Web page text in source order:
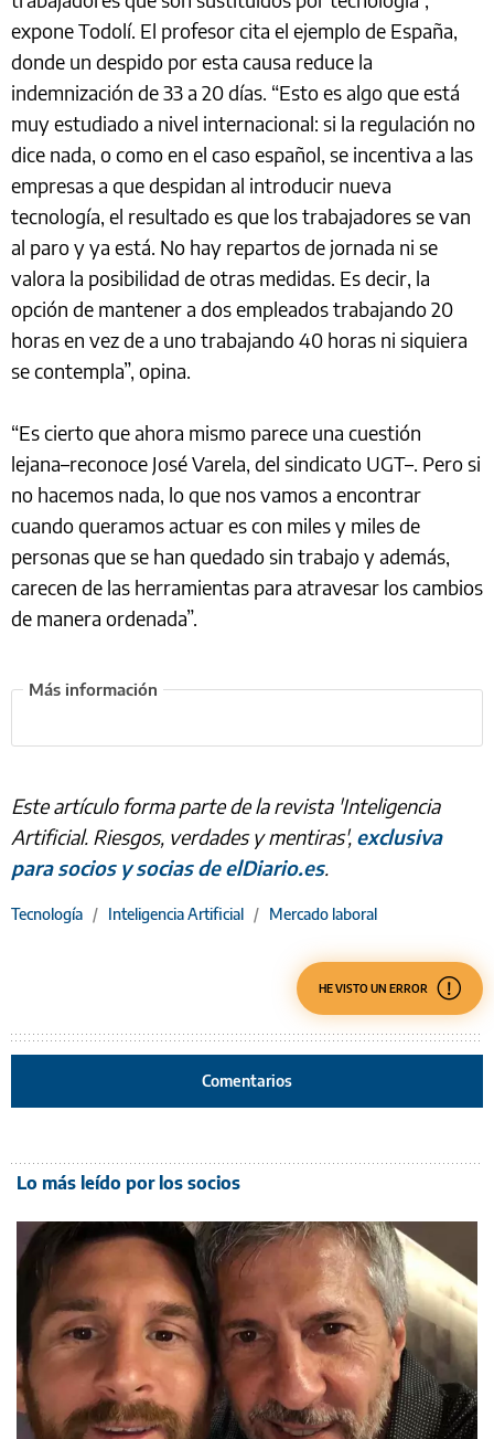
expone Todolí. El profesor cita el ejemplo de España,
donde un despido por esta causa reduce la
indemnización de 33 a 20 días. “Esto es algo que está
muy estudiado a nivel internacional: si la regulación no
dice nada, o como en el caso español, se incentiva a las
empresas a que despidan al introducir nueva
tecnología, el resultado es que los trabajadores se van
al paro y ya está. No hay repartos de jornada ni se
valora la posibilidad de otras medidas. Es decir, la
opción de mantener a dos empleados trabajando 20
horas en vez de a uno trabajando 40 horas ni siquiera
se contempla”, opina.
“Es cierto que ahora mismo parece una cuestión
lejana–reconoce José Varela, del sindicato UGT–. Pero si
no hacemos nada, lo que nos vamos a encontrar
cuando queramos actuar es con miles y miles de
personas que se han quedado sin trabajo y además,
carecen de las herramientas para atravesar los cambios
de manera ordenada”.
Este artículo forma parte de la revista 'Inteligencia
Artificial. Riesgos, verdades y mentiras', exclusiva
para socios y socias de elDiario.es.
Tecnología / Inteligencia Artificial / Mercado laboral
HE VISTO UN ERROR
Comentarios
Lo más leído por los socios